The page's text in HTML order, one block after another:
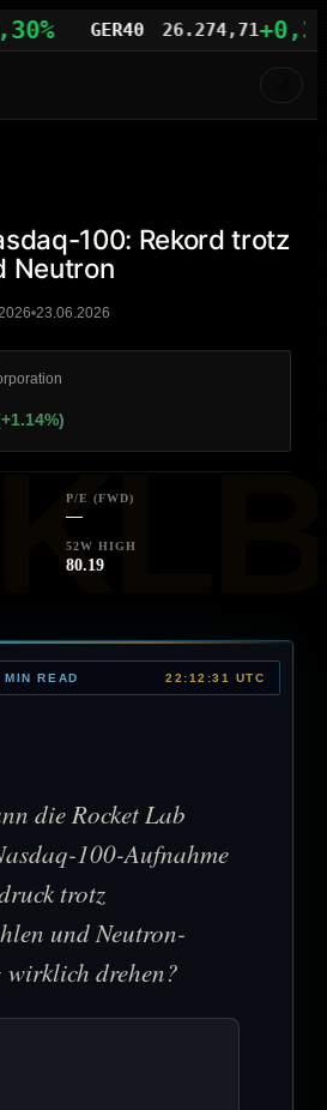
GER40 26.274,71+0,39%
100: Rekord trotz
Neutron
23.06.2026
P/E (FWD)
—
52W HIGH
80.19
READ 22:12:31 UTC
die Rocket Lab
100-Aufnahme
trotz
und Neutron-
drehen?